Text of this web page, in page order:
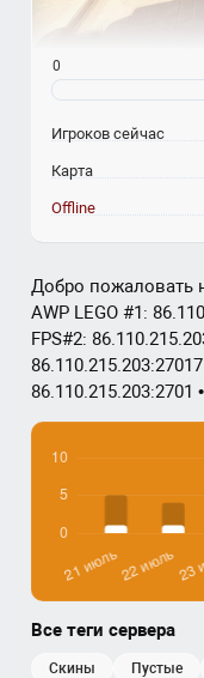
Добро пожаловать
AWP LEGO #1:
FPS#2:
86.110.215.203:27017
86.110.215.203:2701
Все теги сервера
скины пустые
0
Игроков сейчас
Карта
Offline